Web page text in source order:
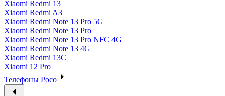
Xiaomi Redmi 13
Xiaomi Redmi A3
Xiaomi Redmi Note 13 Pro 5G
Xiaomi Redmi Note 13 Pro
Xiaomi Redmi Note 13 Pro NFC 4G
Xiaomi Redmi Note 13 4G
Xiaomi Redmi 13C
Xiaomi 12 Pro
Телефоны Poco